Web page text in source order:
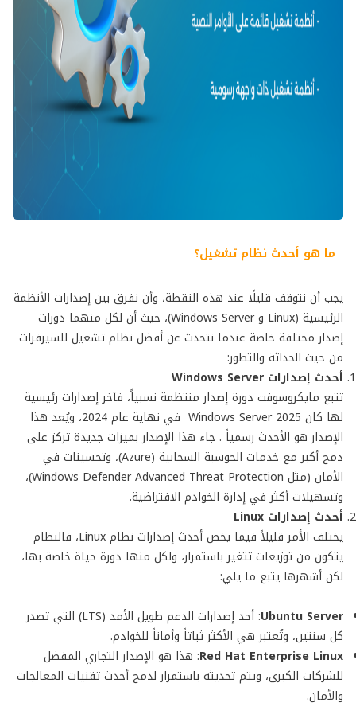
ما هو أحدث نظام تشغيل؟
يجب أن نتوقف قليلًا عند هذه النقطة، وأن نفرق بين إصدارات الأنظمة
الرئيسية (Linux و Windows Server)، حيث أن لكل منهما دورات
إصدار مختلفة خاصة عندما نتحدث عن أفضل نظام تشغيل للسيرفرات
من حيث الحداثة والتطور:
أحدث إصدارات Windows Server
تتبع مايكروسوفت دورة إصدار منتظمة نسبياً، فآخر إصدارات رئيسية
لها كان Windows Server 2025 في نهاية عام 2024، ويُعد هذا
الإصدار هو الأحدث رسمياً . جاء هذا الإصدار بميزات جديدة تركز على
دمج أكبر مع خدمات الحوسبة السحابية (Azure)، وتحسينات في
الأمان (مثل Windows Defender Advanced Threat Protection)،
وتسهيلات أكثر في إدارة الخوادم الافتراضية.
أحدث إصدارات Linux
يختلف الأمر قليلاً فيما يخص أحدث إصدارات نظام Linux، فالنظام
يتكون من توزيعات تتغير باستمرار، ولكل منها دورة حياة خاصة بها،
لكن أشهرها يتبع ما يلي:
Ubuntu Server
: أحد إصدارات الدعم طويل الأمد (LTS) التي تصدر
كل سنتين، وتُعتبر هي الأكثر ثباتاً وأماناً للخوادم.
Red Hat Enterprise Linux: هذا هو الإصدار التجاري المفضل
للشركات الكبرى، ويتم تحديثه باستمرار لدمج أحدث تقنيات المعالجات
والأمان.